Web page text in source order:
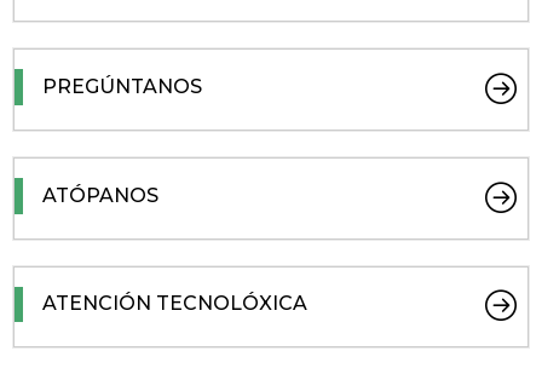
PREGÚNTANOS
ATÓPANOS
ATENCIÓN TECNOLÓXICA